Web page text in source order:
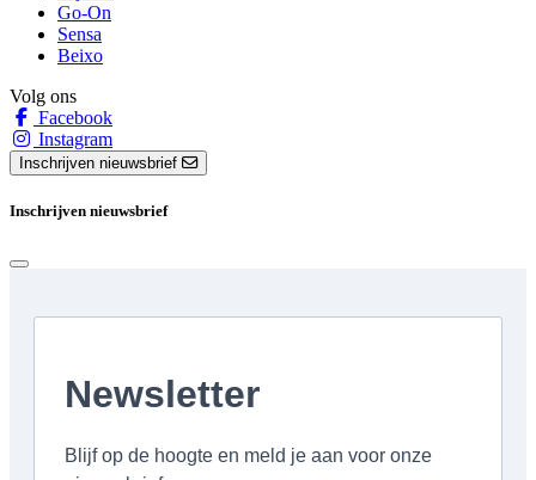
Go-On
Sensa
Beixo
Volg ons
Facebook
Instagram
Inschrijven nieuwsbrief
Inschrijven nieuwsbrief